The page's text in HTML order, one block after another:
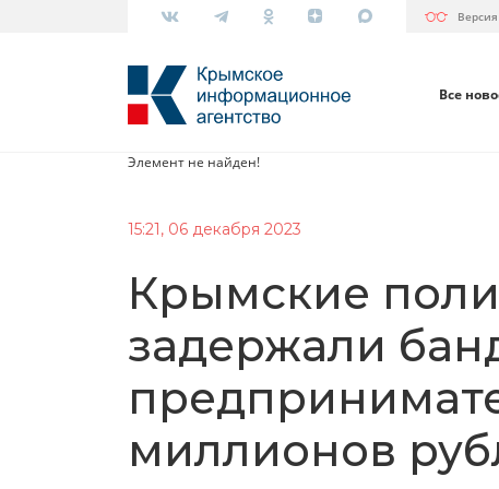
Все
Элемент не найден!
15:21, 06 декабря 2023
Крымские
задержали
миллионов